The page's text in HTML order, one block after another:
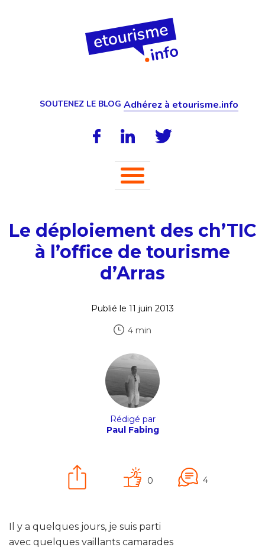
SOUTENEZ LE BLOG Adhérez à etourisme.info
Le déploiement des ch’TIC
à l’office de tourisme
d’Arras
Publié le 11 juin 2013
4 min
Rédigé par
Paul Fabing
0 4
Il y a quelques jours, je suis parti
avec quelques vaillants camarades